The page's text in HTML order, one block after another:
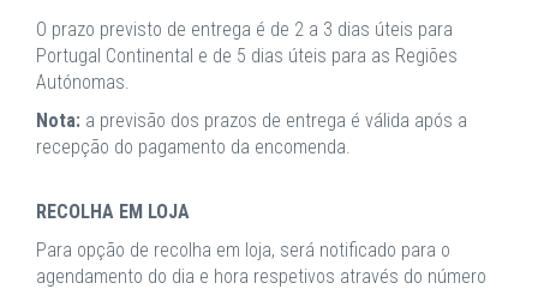
O prazo previsto de entrega é de 2 a 3 dias úteis para
Portugal Continental e de 5 dias úteis para as Regiões
Autónomas.
Nota: a previsão dos prazos de entrega é válida após a
recepção do pagamento da encomenda.
RECOLHA EM LOJA
Para opção de recolha em loja, será notificado para o
agendamento do dia e hora respetivos através do número